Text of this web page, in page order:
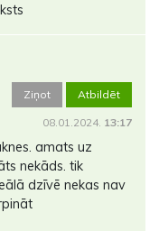
Ziņot Atbildēt
08.01.2024. 13:17
amats uz
nekāds. tik
dzīvē nekas nav